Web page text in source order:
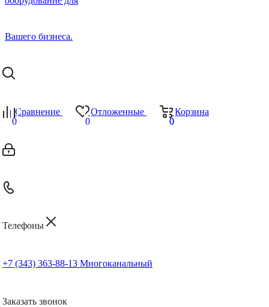
Сравнение
0
Отложенные
0
Корзина
0
0
Телефоны
+7 (343) 363-88-13 Многоканальный
Заказать звонок